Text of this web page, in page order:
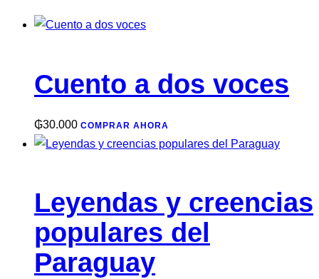
Cuento a dos voces
₲30.000 COMPRAR AHORA
Leyendas y creencias
populares del
Paraguay